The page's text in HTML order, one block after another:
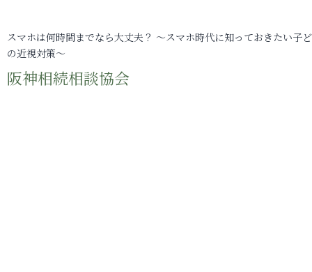
スマホは何時間までなら大丈夫？ ～スマホ時代に知っておきたい子
の近視対策～
阪神相続相談協会